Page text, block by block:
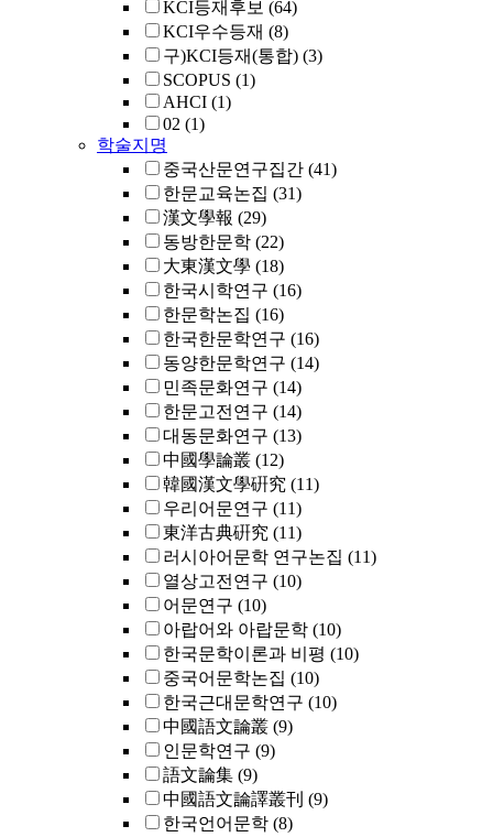
KCI등재후보 (64)
KCI우수등재 (8)
구)KCI등재(통합) (3)
SCOPUS (1)
AHCI (1)
02 (1)
학술지명
중국산문연구집간 (41)
한문교육논집 (31)
漢文學報 (29)
동방한문학 (22)
大東漢文學 (18)
한국시학연구 (16)
한문학논집 (16)
한국한문학연구 (16)
동양한문학연구 (14)
민족문화연구 (14)
한문고전연구 (14)
대동문화연구 (13)
中國學論叢 (12)
韓國漢文學硏究 (11)
우리어문연구 (11)
東洋古典硏究 (11)
러시아어문학 연구논집 (11)
열상고전연구 (10)
어문연구 (10)
아랍어와 아랍문학 (10)
한국문학이론과 비평 (10)
중국어문학논집 (10)
한국근대문학연구 (10)
中國語文論叢 (9)
인문학연구 (9)
語文論集 (9)
中國語文論譯叢刊 (9)
한국언어문학 (8)